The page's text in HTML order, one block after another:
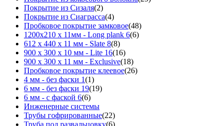
Покрытие из Сизаля(2)
Покрытие из Сиаграсса(4)
Пробковое покрытие замковое(48)
1200х210 х 11мм - Long plank 6(6)
612 х 440 х 11 мм - Slate 8(8)
900 х 300 х 10 мм - Lite 16(16)
900 х 300 х 11 мм - Exclusive(18)
Пробковое покрытие клеевое(26)
4 мм - без фаски 1(1)
6 мм - без фаски 19(19)
6 мм - с фаской 6(6)
Инженерные системы
Трубы гофрированные(22)